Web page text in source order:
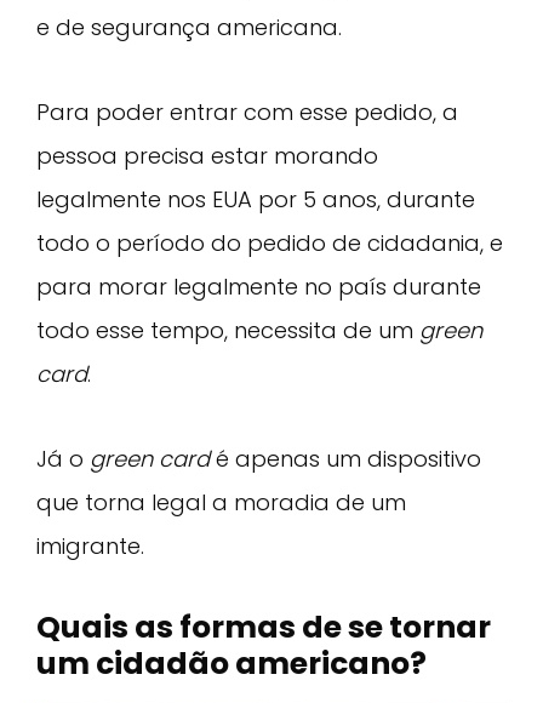
e de segurança americana.
Para poder entrar com esse pedido, a
pessoa precisa estar morando
legalmente nos EUA por 5 anos, durante
todo o período do pedido de cidadania, e
para morar legalmente no país durante
todo esse tempo, necessita de um green
card.
Já o green cardé apenas um dispositivo
que torna legal a moradia de um
imigrante.
Quais as formas de se tornar
um cidadão americano?